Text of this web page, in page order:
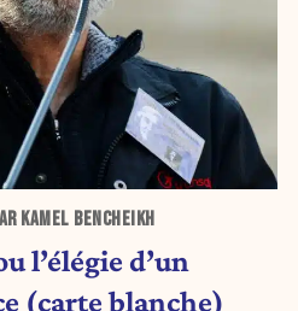
KAMEL BENCHEIKH
l’élégie d’un
(carte blanche)